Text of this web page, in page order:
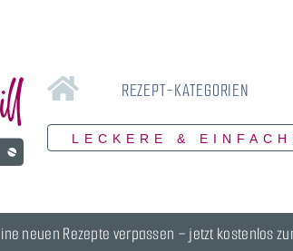
REZEPT-KATEGORIEN
LECKERE &
neuen Rezepte verpassen – jetzt kostenlos